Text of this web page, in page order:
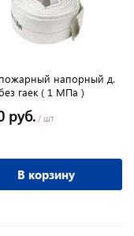
пожарный напорный д.
гаек ( 1 МПа )
руб. / шт
В корзину